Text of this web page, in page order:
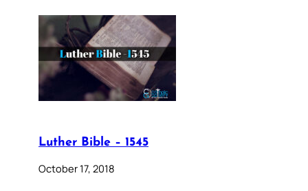
Luther Bible – 1545
October 17, 2018